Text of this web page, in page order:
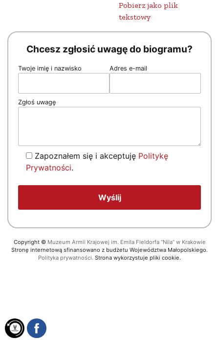
Pobierz jako plik
tekstowy
Chcesz zgłosić uwagę do biogramu?
Twoje imię i nazwisko Adres e-mail
Zgłoś uwagę
Zapoznałem się i akceptuję Politykę
Prywatności.
Copyright © Muzeum Armii Krajowej im. Emila Fieldorfa “Nila” w Krakowie
Stronę internetową sfinansowano z budżetu Województwa Małopolskiego.
Polityka prywatności. Strona wykorzystuje pliki cookie.